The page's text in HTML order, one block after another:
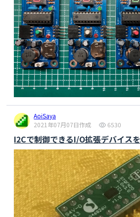
AoiSaya
2021年07月07日作成
6530
I2Cで制御できるI/O拡張デバイス